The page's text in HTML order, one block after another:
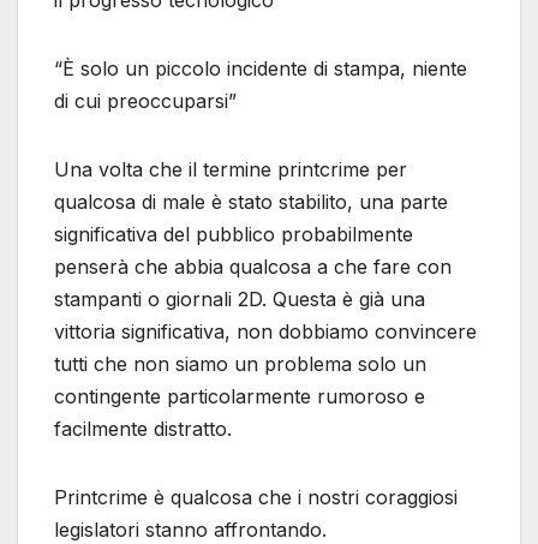
“È solo un piccolo incidente di stampa, niente
di cui preoccuparsi”
Una volta che il termine printcrime per
qualcosa di male è stato stabilito, una parte
significativa del pubblico probabilmente
penserà che abbia qualcosa a che fare con
stampanti o giornali 2D. Questa è già una
vittoria significativa, non dobbiamo convincere
tutti che non siamo un problema solo un
contingente particolarmente rumoroso e
facilmente distratto.
Printcrime è qualcosa che i nostri coraggiosi
legislatori stanno affrontando.